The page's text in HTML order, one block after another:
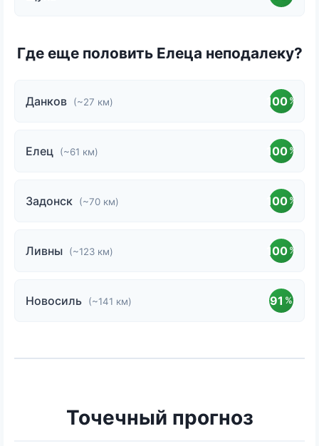
Где еще половить Елеца неподалеку?
Данков (~27 км) 100 %
Елец (~61 км) 100 %
Задонск (~70 км) 100 %
Ливны (~123 км) 100 %
Новосиль (~141 км) 91 %
Точечный прогноз